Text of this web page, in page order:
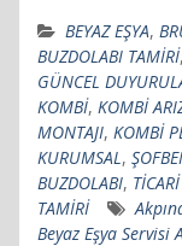
BEYAZ EŞYA,
BUZDOLABI TAMİRİ,
GÜNCEL
KOMBİ, KOMBİ
MONTAJI, KOMBİ
KURUMSAL,
BUZDOLABI,
TAMİRİ
Beyaz Eşya Servisi